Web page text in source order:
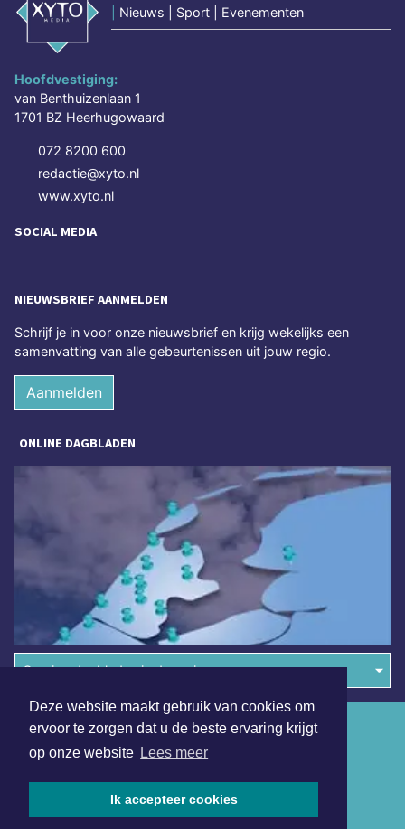
Deze website maakt gebruik van cookies om
ervoor te zorgen dat u de beste ervaring krijgt
op onze website Lees meer
Ik accepteer cookies
Nieuws | Sport | Evenementen
Hoofdvestiging:
van Benthuizenlaan 1
1701 BZ Heerhugowaard
072 8200 600
redactie@xyto.nl
www.xyto.nl
SOCIAL MEDIA
NIEUWSBRIEF AANMELDEN
Schrijf je in voor onze nieuwsbrief en krijg wekelijks een
samenvatting van alle gebeurtenissen uit jouw regio.
Aanmelden
ONLINE DAGBLADEN
Overige dagbladen in de regio
Algemene voorwaarden
Disclaimer